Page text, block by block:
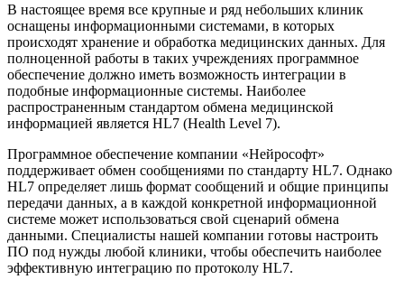
В настоящее время все крупные и ряд небольших клиник
оснащены информационными системами, в которых
происходят хранение и обработка медицинских данных. Для
полноценной работы в таких учреждениях программное
обеспечение должно иметь возможность интеграции в
подобные информационные системы. Наиболее
распространенным стандартом обмена медицинской
информацией является HL7 (Health Level 7).
Программное обеспечение компании «Нейрософт»
поддерживает обмен сообщениями по стандарту HL7. Однако
HL7 определяет лишь формат сообщений и общие принципы
передачи данных, а в каждой конкретной информационной
системе может использоваться свой сценарий обмена
данными. Специалисты нашей компании готовы настроить
ПО под нужды любой клиники, чтобы обеспечить наиболее
эффективную интеграцию по протоколу HL7.